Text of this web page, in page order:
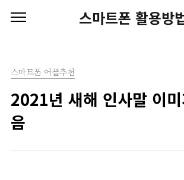
스마트폰 활용방
스마트폰 어플추천
2021년 새해 인사말 이
음